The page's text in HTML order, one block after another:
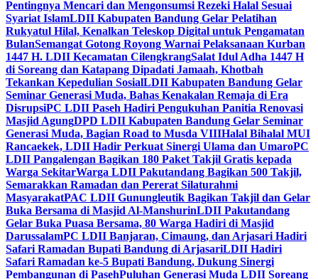
Pentingnya Mencari dan Mengonsumsi Rezeki Halal Sesuai
Syariat IslamLDII Kabupaten Bandung Gelar Pelatihan
Rukyatul Hilal, Kenalkan Teleskop Digital untuk Pengamatan
BulanSemangat Gotong Royong Warnai Pelaksanaan Kurban
1447 H. LDII Kecamatan CilengkrangSalat Idul Adha 1447 H
di Soreang dan Katapang Dipadati Jamaah, Khotbah
Tekankan Kepedulian SosialLDII Kabupaten Bandung Gelar
Seminar Generasi Muda, Bahas Kenakalan Remaja di Era
DisrupsiPC LDII Paseh Hadiri Pengukuhan Panitia Renovasi
Masjid AgungDPD LDII Kabupaten Bandung Gelar Seminar
Generasi Muda, Bagian Road to Musda VIIIHalal Bihalal MUI
Rancaekek, LDII Hadir Perkuat Sinergi Ulama dan UmaroPC
LDII Pangalengan Bagikan 180 Paket Takjil Gratis kepada
Warga SekitarWarga LDII Pakutandang Bagikan 500 Takjil,
Semarakkan Ramadan dan Pererat Silaturahmi
MasyarakatPAC LDII Gunungleutik Bagikan Takjil dan Gelar
Buka Bersama di Masjid Al-ManshurinLDII Pakutandang
Gelar Buka Puasa Bersama, 80 Warga Hadiri di Masjid
DarussalamPC LDII Banjaran, Cimaung, dan Arjasari Hadiri
Safari Ramadan Bupati Bandung di ArjasariLDII Hadiri
Safari Ramadan ke-5 Bupati Bandung, Dukung Sinergi
Pembangunan di PasehPuluhan Generasi Muda LDII Soreang